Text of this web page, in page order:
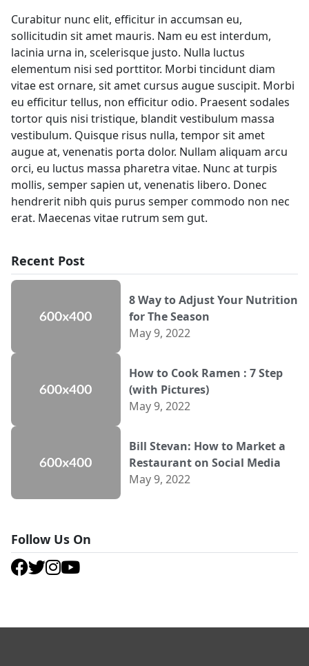
Recent Post
8 Way to Adjust Your Nutrition
for The Season
May 9, 2022
How to Cook Ramen : 7 Step
(with Pictures)
May 9, 2022
Bill Stevan: How to Market a
Restaurant on Social Media
May 9, 2022
Follow Us On
Curabitur nunc elit, efficitur in accumsan eu,
sollicitudin sit amet mauris. Nam eu est interdum,
lacinia urna in, scelerisque justo. Nulla luctus
elementum nisi sed porttitor. Morbi tincidunt diam
vitae est ornare, sit amet cursus augue suscipit. Morbi
eu efficitur tellus, non efficitur odio. Praesent sodales
tortor quis nisi tristique, blandit vestibulum massa
vestibulum. Quisque risus nulla, tempor sit amet
augue at, venenatis porta dolor. Nullam aliquam arcu
orci, eu luctus massa pharetra vitae. Nunc at turpis
mollis, semper sapien ut, venenatis libero. Donec
hendrerit nibh quis purus semper commodo non nec
erat. Maecenas vitae rutrum sem gut.